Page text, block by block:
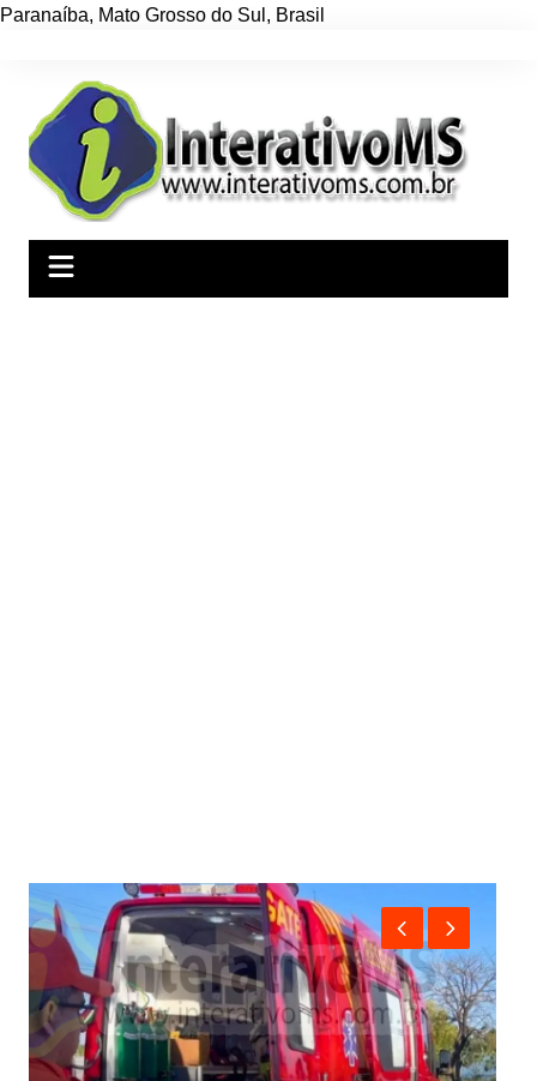
Paranaíba, Mato Grosso do Sul , Brasil
conteúdo